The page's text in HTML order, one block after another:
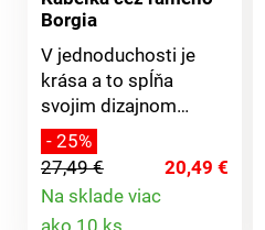
Borgia
V jednoduchosti je
krása a to spĺňa
svojim dizajnom
dámska shopper
kabelka. Svojim
priestranným vnútrom
patrí medzi obzvlášť
- 25%
27,49 €
20,49 €
Na sklade viac